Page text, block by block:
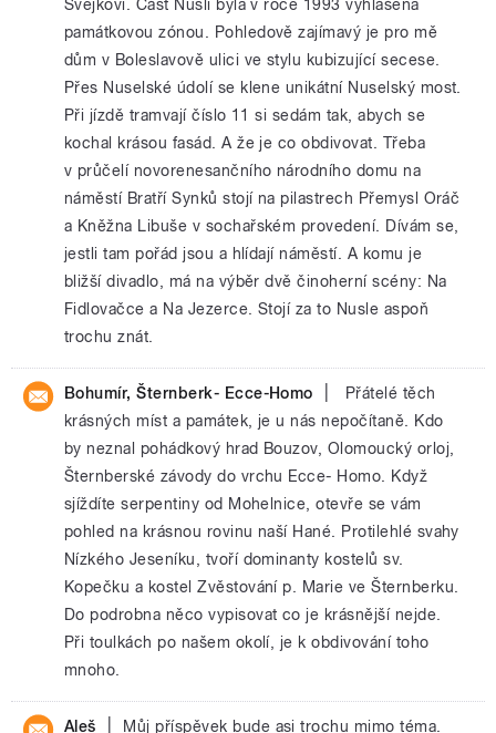
Švejkovi. Část Nuslí byla v roce 1993 vyhlášena
památkovou zónou. Pohledově zajímavý je pro mě
dům v Boleslavově ulici ve stylu kubizující secese.
Přes Nuselské údolí se klene unikátní Nuselský most.
Při jízdě tramvají číslo 11 si sedám tak, abych se
kochal krásou fasád. A že je co obdivovat. Třeba
v průčelí novorenesančního národního domu na
náměstí Bratří Synků stojí na pilastrech Přemysl Oráč
a Kněžna Libuše v sochařském provedení. Dívám se,
jestli tam pořád jsou a hlídají náměstí. A komu je
bližší divadlo, má na výběr dvě činoherní scény: Na
Fidlovačce a Na Jezerce. Stojí za to Nusle aspoň
trochu znát.
Bohumír, Šternberk- Ecce-Homo
Přátelé těch
krásných míst a památek, je u nás nepočítaně. Kdo
by neznal pohádkový hrad Bouzov, Olomoucký orloj,
Šternberské závody do vrchu Ecce- Homo. Když
sjíždíte serpentiny od Mohelnice, otevře se vám
pohled na krásnou rovinu naší Hané. Protilehlé svahy
Nízkého Jeseníku, tvoří dominanty kostelů sv.
Kopečku a kostel Zvěstování p. Marie ve Šternberku.
Do podrobna něco vypisovat co je krásnější nejde.
Při toulkách po našem okolí, je k obdivování toho
mnoho.
Aleš
Můj příspěvek bude asi trochu mimo téma.